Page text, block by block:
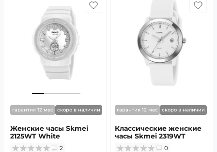
гарантия 12 мес скоро в наличии
Женские часы Skmei
2125WT White
2
гарантия 12 мес скоро в наличии
Классические женские
часы Skmei 2319WT
White
0